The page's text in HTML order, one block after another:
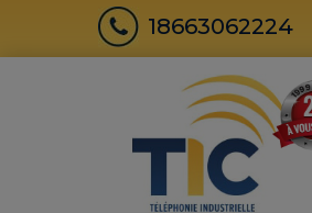
18663062224